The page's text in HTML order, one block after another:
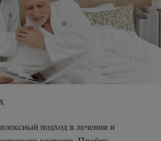
подход в лечении и